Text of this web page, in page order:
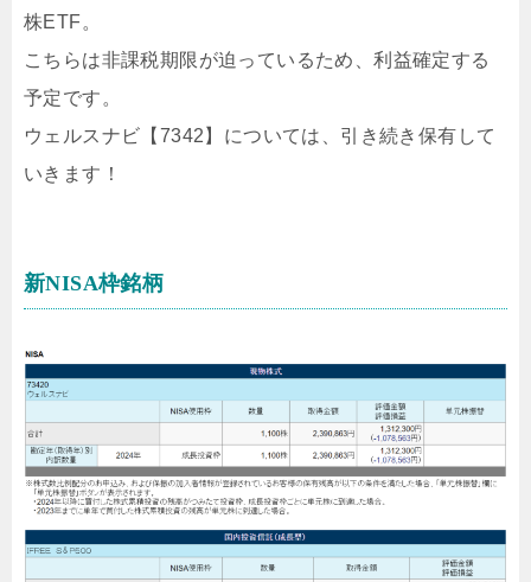
株ETF。
こちらは非課税期限が迫っているため、利益確定する
予定です。
ウェルスナビ【7342】については、引き続き保有して
いきます！
新NISA枠銘柄